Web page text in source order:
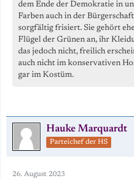
dem Ende der Demokratie in
Farben auch in der
sorgfältig frisiert. Sie gehört
Flügel der Grünen an, ihr
das jedoch nicht, freilich
auch nicht im konservativen
gar im Kostüm.
Hauke Marquardt
Parteichef der HS
26. August 2023